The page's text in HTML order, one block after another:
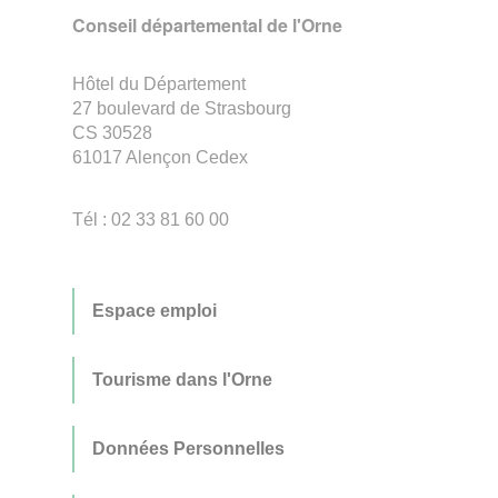
Conseil départemental de l'Orne
Hôtel du Département
27 boulevard de Strasbourg
CS 30528
61017 Alençon Cedex
Tél : 02 33 81 60 00
Espace emploi
Tourisme dans l'Orne
Données Personnelles